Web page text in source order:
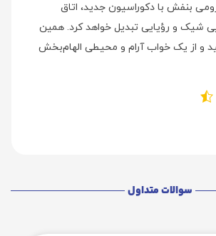
بنفش با دکوراسیون جدید، اتاق
شیک و رؤیایی تبدیل خواهد کرد. همین
و از یک خواب آرام و محیطی الهام‌بخش
سوالات متداول